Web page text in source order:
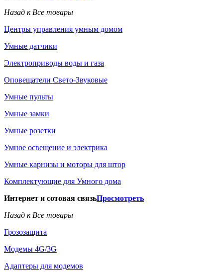
Назад к Все товары
Центры управления умным домом
Умные датчики
Электроприводы воды и газа
Оповещатели Свето-Звуковые
Умные пульты
Умные замки
Умные розетки
Умное освещение и электрика
Умные карнизы и моторы для штор
Комплектующие для Умного дома
Интернет и сотовая связьПросмотреть
Назад к Все товары
Грозозащита
Модемы 4G/3G
Адаптеры для модемов